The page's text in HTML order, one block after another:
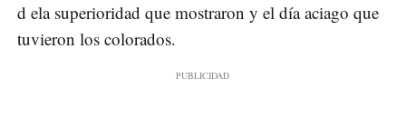
d ela superioridad que mostraron y el día aciago que
tuvieron los colorados.